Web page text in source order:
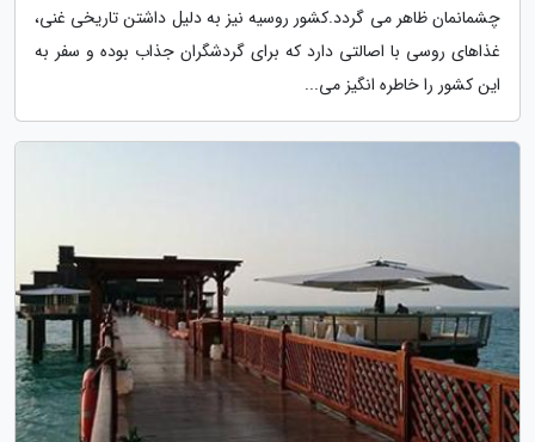
چشمانمان ظاهر می گردد.کشور روسیه نیز به دلیل داشتن تاریخی غنی،
غذاهای روسی با اصالتی دارد که برای گردشگران جذاب بوده و سفر به
این کشور را خاطره انگیز می...